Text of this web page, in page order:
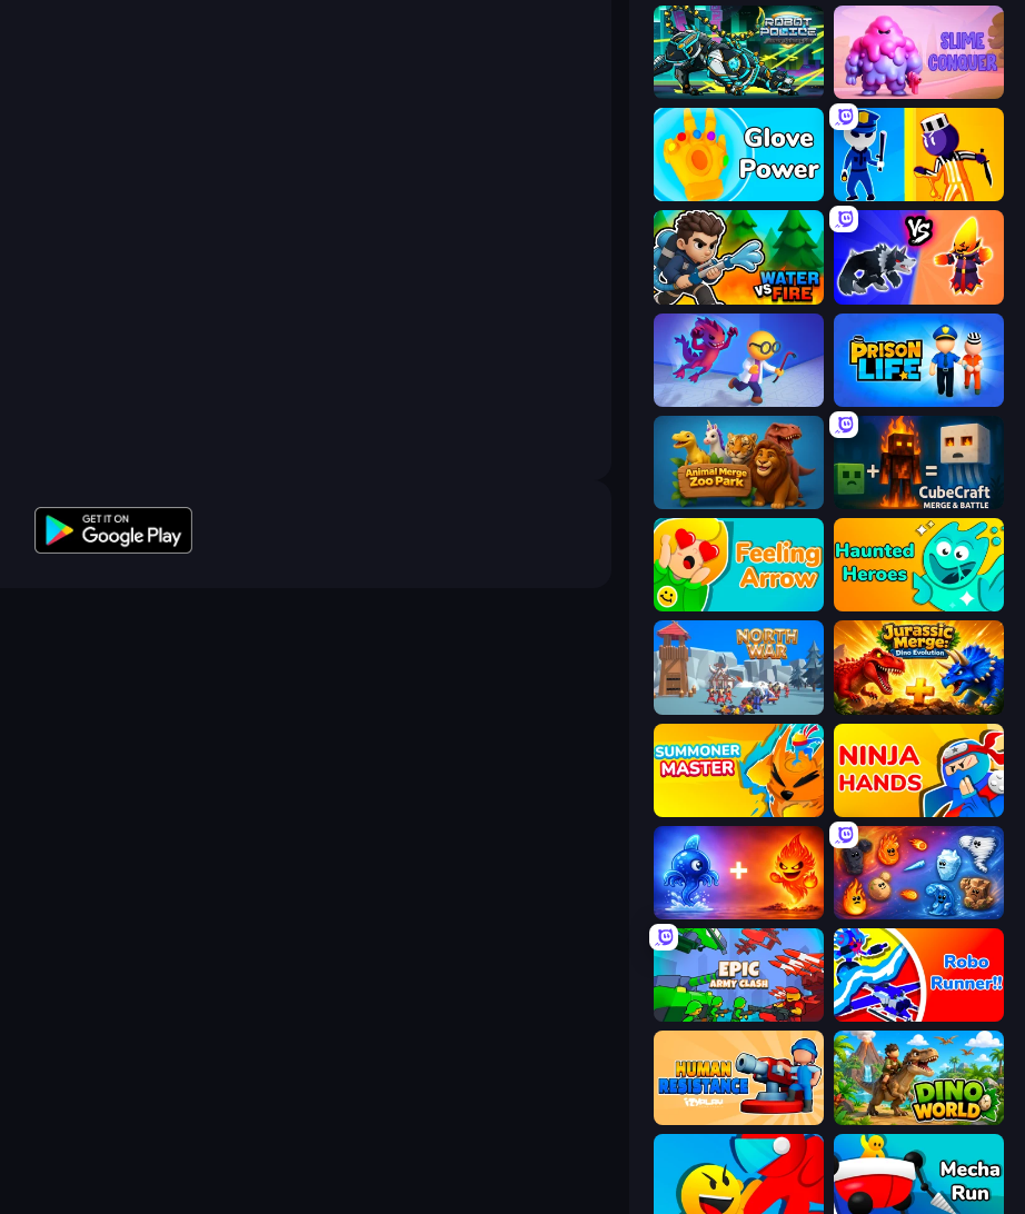
Robot Police Iron Panther Slime Conquer: Epic Battles
Glove Power
Water vs Fire Merge Battle Tactics
Bounce Out Prison Life
Animal Merge Zoo Park CubeCraft: Merge & Battle
Feeling Arrow Haunted Heroes
North War Jurassic Merge: Dino Evolution
Summoner Master Ninja Hands
Elemental Monsters: Merge Elemental Merge
Epic Army Clash Robo Runner
Human Resistance Dino World